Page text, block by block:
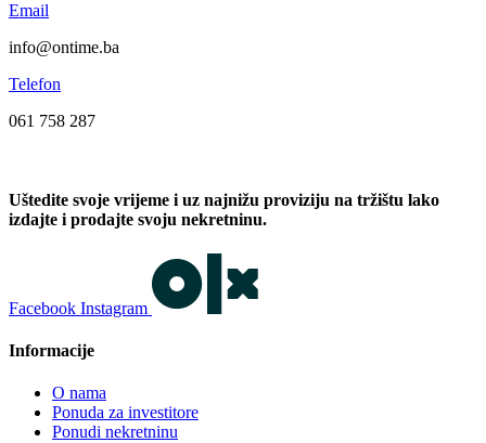
Email
info@ontime.ba
Telefon
061 758 287
Uštedite svoje vrijeme i uz najnižu proviziju na tržištu lako
izdajte i prodajte svoju nekretninu.
Facebook Instagram
Informacije
O nama
Ponuda za investitore
Ponudi nekretninu